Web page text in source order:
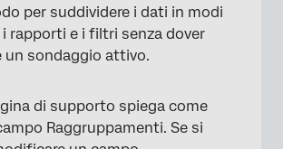
per suddividere i dati in modi
rapporti e i filtri senza dover
un sondaggio attivo.
di supporto spiega come
Raggruppamenti. Se si